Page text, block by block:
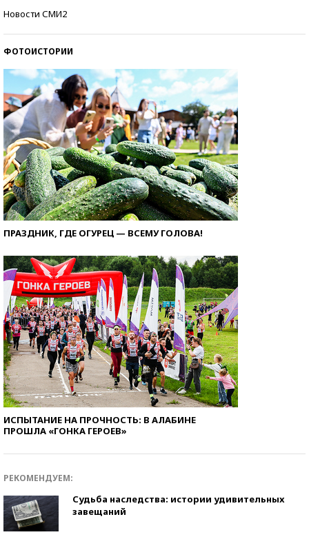
Новости СМИ2
ФОТОИСТОРИИ
ПРАЗДНИК, ГДЕ ОГУРЕЦ — ВСЕМУ ГОЛОВА!
ИСПЫТАНИЕ НА ПРОЧНОСТЬ: В АЛАБИНЕ
ПРОШЛА «ГОНКА ГЕРОЕВ»
РЕКОМЕНДУЕМ:
Судьба наследства: истории удивительных
завещаний